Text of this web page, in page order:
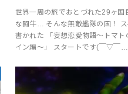
世界一周の旅でおとづれた29ヶ
な闘牛… そんな無敵艦隊の国！
書かれた 「妄想恋愛物語〜トマ
イン編〜」 スタートです(￣▽￣…